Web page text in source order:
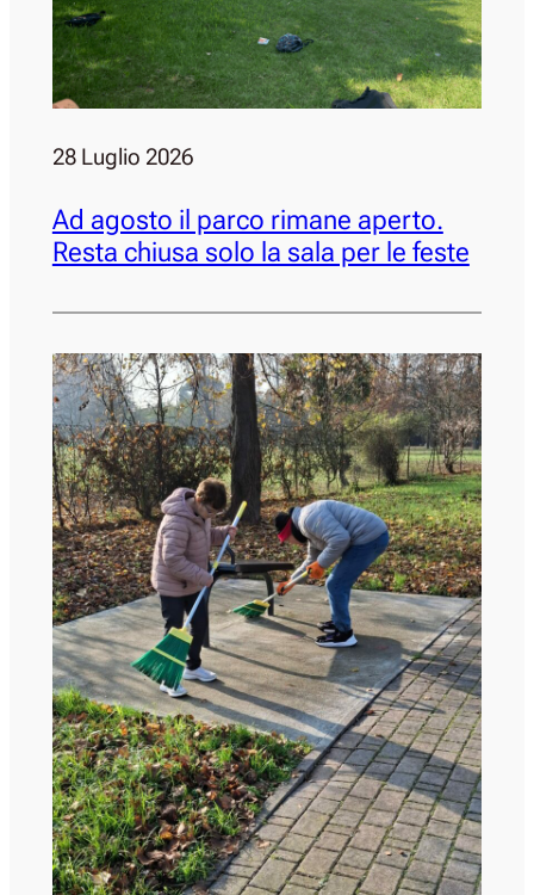
28 Luglio 2026
Ad agosto il parco rimane aperto.
Resta chiusa solo la sala per le feste